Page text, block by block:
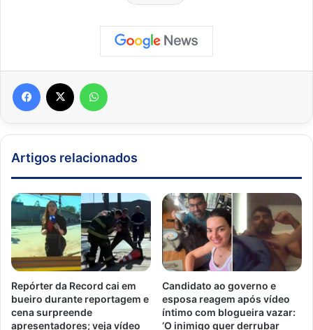
Artigos relacionados
Repórter da Record cai em
bueiro durante reportagem e
cena surpreende
apresentadores; veja vídeo
Candidato ao governo e
esposa reagem após vídeo
íntimo com blogueira vazar:
‘O inimigo quer derrubar